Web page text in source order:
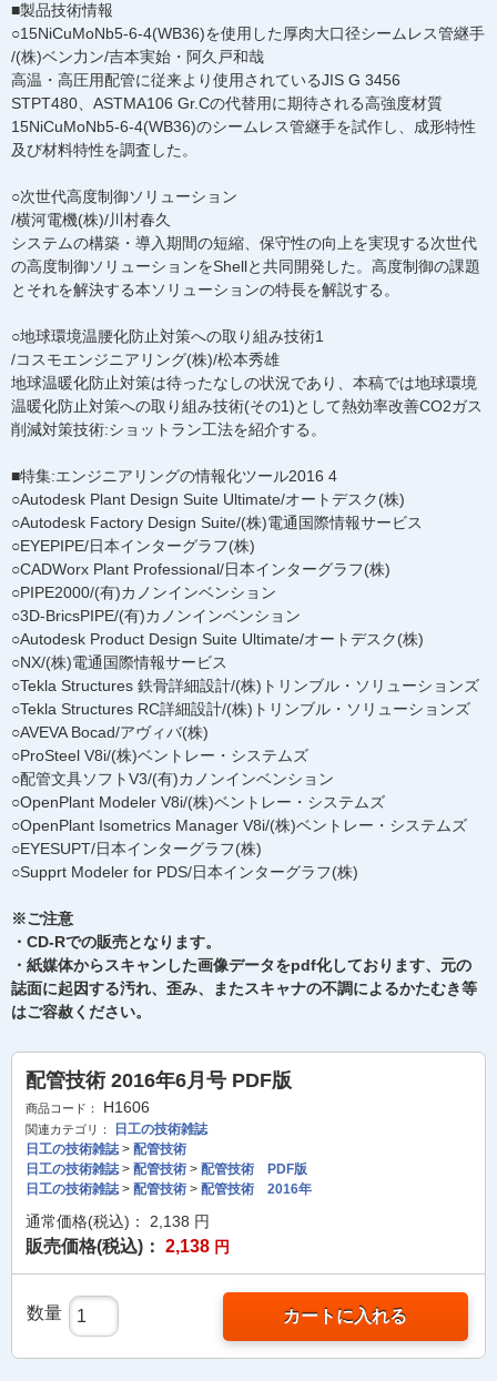
■製品技術情報
○15NiCuMoNb5-6-4(WB36)を使用した厚肉大口径シームレス管継手
/(株)ベン力ン/吉本実始・阿久戸和哉
高温・高圧用配管に従来より使用されているJIS G 3456
STPT480、ASTMA106 Gr.Cの代替用に期待される高強度材質
15NiCuMoNb5-6-4(WB36)のシームレス管継手を試作し、成形特性
及び材料特性を調査した。
○次世代高度制御ソリューション
/横河電機(株)/川村春久
システムの構築・導入期間の短縮、保守性の向上を実現する次世代
の高度制御ソリューションをShellと共同開発した。高度制御の課題
とそれを解決する本ソリューションの特長を解説する。
○地球環境温腰化防止対策への取り組み技術1
/コスモエンジニアリング(株)/松本秀雄
地球温暖化防止対策は待ったなしの状況であり、本稿では地球環境
温暖化防止対策への取り組み技術(その1)として熱効率改善CO2ガス
削減対策技術:ショットラン工法を紹介する。
■特集:エンジニアリングの情報化ツール2016 4
○Autodesk Plant Design Suite Ultimate/オートデスク(株)
○Autodesk Factory Design Suite/(株)電通国際情報サービス
○EYEPIPE/日本インターグラフ(株)
○CADWorx Plant Professional/日本インターグラフ(株)
○PIPE2000/(有)カノンインベンション
○3D-BricsPIPE/(有)カノンインベンション
○Autodesk Product Design Suite Ultimate/オートデスク(株)
○NX/(株)電通国際情報サービス
○Tekla Structures 鉄骨詳細設計/(株)トリンブル・ソリューションズ
○Tekla Structures RC詳細設計/(株)トリンブル・ソリューションズ
○AVEVA Bocad/アヴィバ(株)
○ProSteel V8i/(株)ベントレー・システムズ
○配管文具ソフトV3/(有)カノンインベンション
○OpenPlant Modeler V8i/(株)ベントレー・システムズ
○OpenPlant Isometrics Manager V8i/(株)ベントレー・システムズ
○EYESUPT/日本インターグラフ(株)
○Supprt Modeler for PDS/日本インターグラフ(株)
※ご注意
・CD-Rでの販売となります。
・紙媒体からスキャンした画像データをpdf化しております、元の
誌面に起因する汚れ、歪み、またスキャナの不調によるかたむき等
はご容赦ください。
配管技術 2016年6月号 PDF版
商品コード： H1606
関連カテゴリ：
日工の技術雑誌
日工の技術雑誌> 配管技術
日工の技術雑誌> 配管技術 > 配管技術 PDF版
日工の技術雑誌> 配管技術 > 配管技術 2016年
通常価格(税込)： 2,138 円
販売価格(税込)： 2,138 円
数量 カートに入れる